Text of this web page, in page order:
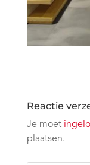
Reactie
Je moet
plaatsen.